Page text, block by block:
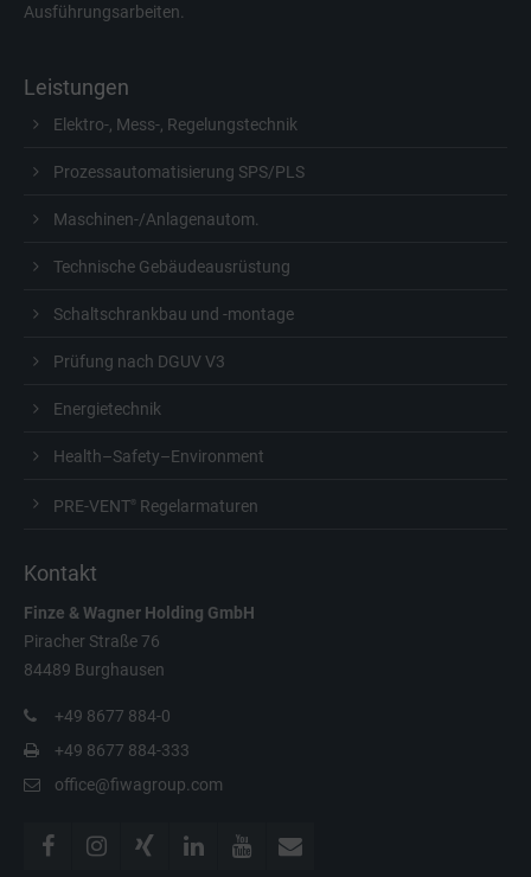
Ausführungsarbeiten.
Leistungen
Elektro-, Mess-, Regelungstechnik
Prozessautomatisierung SPS/PLS
Maschinen-/Anlagenautom.
Technische Gebäudeausrüstung
Schaltschrankbau und -montage
Prüfung nach DGUV V3
Energietechnik
Health–Safety–Environment
PRE-VENT ® Regelarmaturen
Kontakt
Finze & Wagner Holding GmbH
Piracher Straße 76
84489 Burghausen
+49 8677 884-0
+49 8677 884-333
office@fiwagroup.com